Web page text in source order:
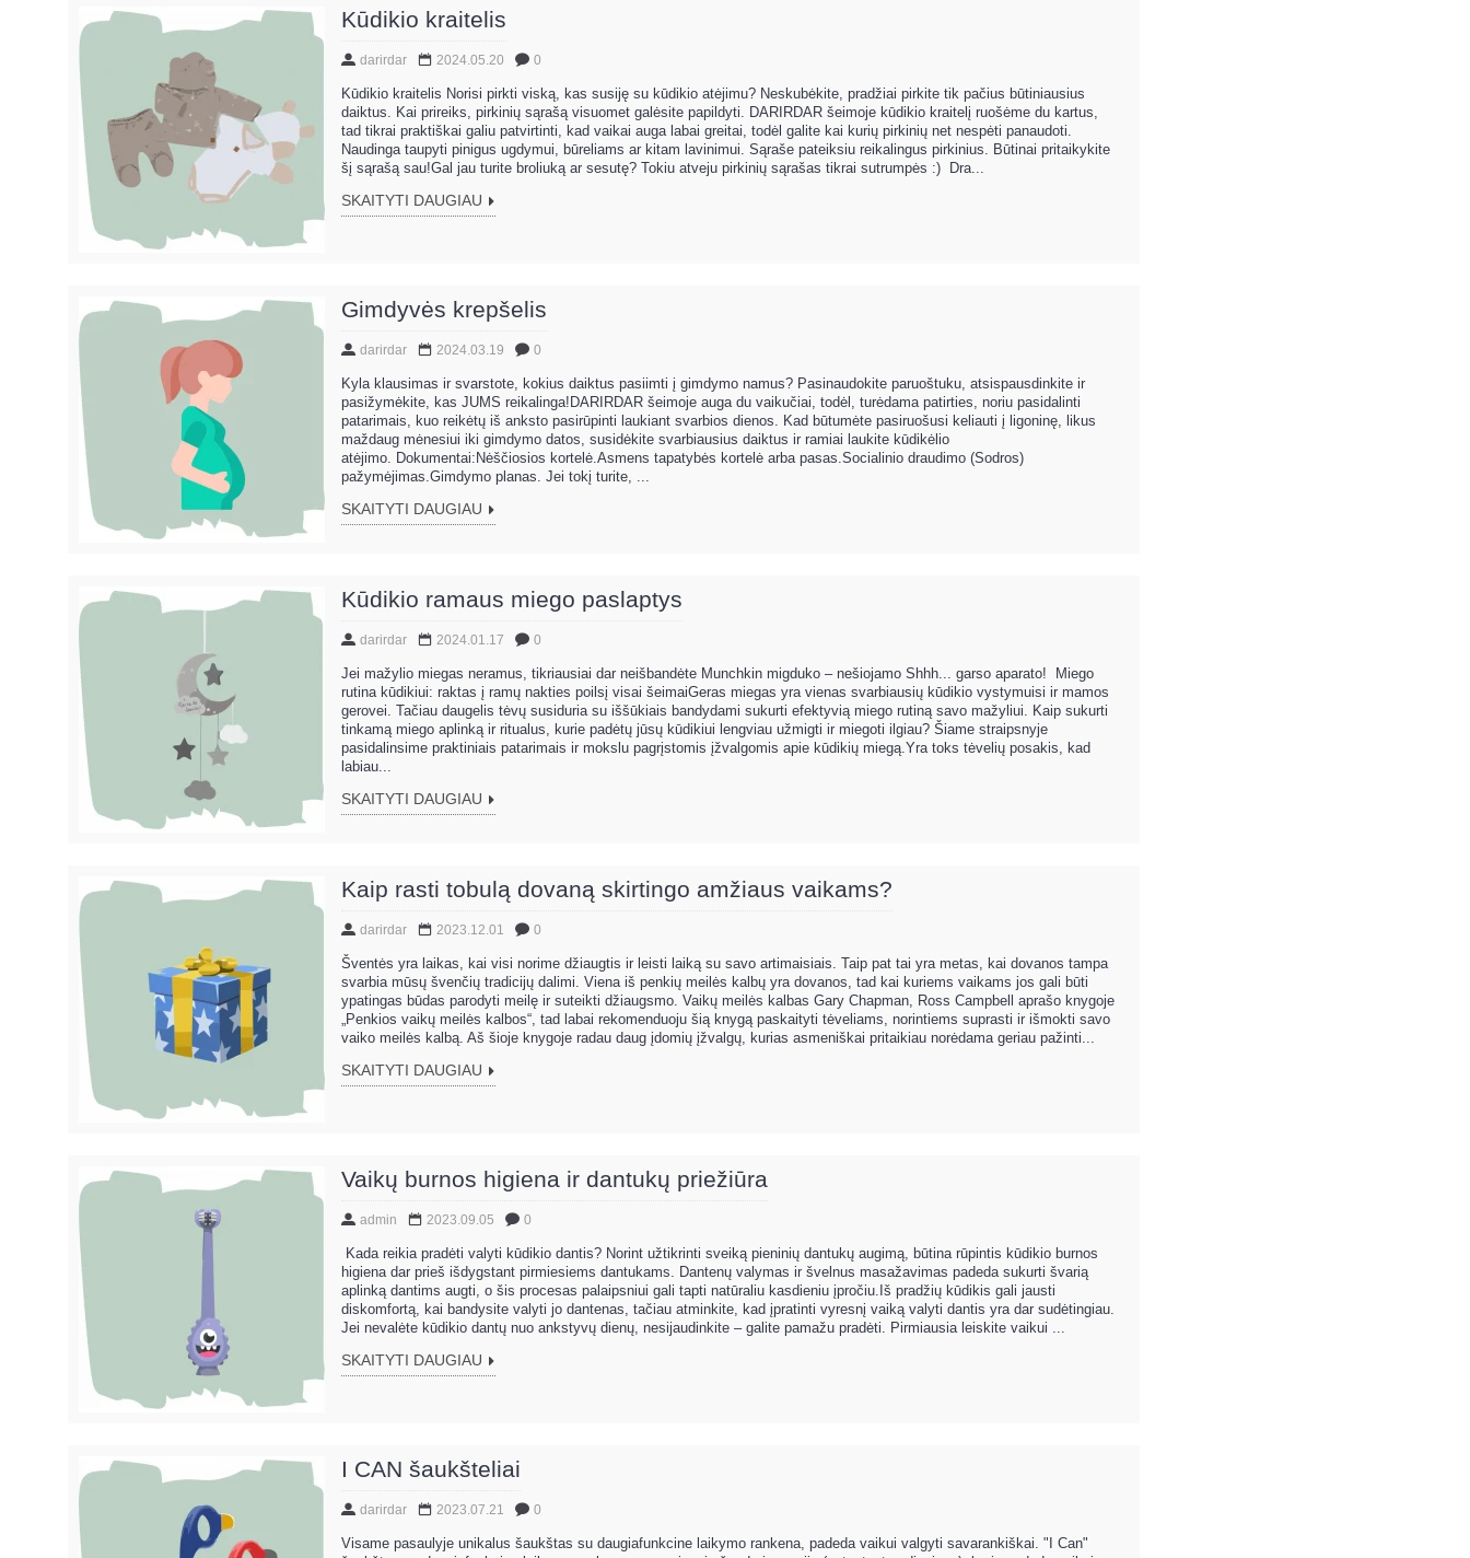
Kūdikio kraitelis
darirdar 2024.05.20 0
Kūdikio kraitelis Norisi pirkti viską, kas susiję su kūdikio atėjimu? Neskubėkite, pradžiai pirkite tik pačius būtiniausius
daiktus. Kai prireiks, pirkinių sąrašą visuomet galėsite papildyti. DARIRDAR šeimoje kūdikio kraitelį ruošėme du kartus,
tad tikrai praktiškai galiu patvirtinti, kad vaikai auga labai greitai, todėl galite kai kurių pirkinių net nespėti panaudoti.
Naudinga taupyti pinigus ugdymui, būreliams ar kitam lavinimui. Sąraše pateiksiu reikalingus pirkinius. Būtinai pritaikykite
šį sąrašą sau!Gal jau turite broliuką ar sesutę? Tokiu atveju pirkinių sąrašas tikrai sutrumpės :) Dra...
SKAITYTI DAUGIAU
Gimdyvės krepšelis
darirdar 2024.03.19 0
Kyla klausimas ir svarstote, kokius daiktus pasiimti į gimdymo namus? Pasinaudokite paruoštuku, atsispausdinkite ir
pasižymėkite, kas JUMS reikalinga!DARIRDAR šeimoje auga du vaikučiai, todėl, turėdama patirties, noriu pasidalinti
patarimais, kuo reikėtų iš anksto pasirūpinti laukiant svarbios dienos. Kad būtumėte pasiruošusi keliauti į ligoninę, likus
maždaug mėnesiui iki gimdymo datos, susidėkite svarbiausius daiktus ir ramiai laukite kūdikėlio
atėjimo. Dokumentai:Nėščiosios kortelė.Asmens tapatybės kortelė arba pasas.Socialinio draudimo (Sodros)
pažymėjimas.Gimdymo planas. Jei tokį turite, ...
SKAITYTI DAUGIAU
Kūdikio ramaus miego paslaptys
darirdar 2024.01.17 0
Jei mažylio miegas neramus, tikriausiai dar neišbandėte Munchkin migduko – nešiojamo Shhh... garso aparato! Miego
rutina kūdikiui: raktas į ramų nakties poilsį visai šeimaiGeras miegas yra vienas svarbiausių kūdikio vystymuisi ir mamos
gerovei. Tačiau daugelis tėvų susiduria su iššūkiais bandydami sukurti efektyvią miego rutiną savo mažyliui. Kaip sukurti
tinkamą miego aplinką ir ritualus, kurie padėtų jūsų kūdikiui lengviau užmigti ir miegoti ilgiau? Šiame straipsnyje
pasidalinsime praktiniais patarimais ir mokslu pagrįstomis įžvalgomis apie kūdikių miegą.Yra toks tėvelių posakis, kad
labiau...
SKAITYTI DAUGIAU
Kaip rasti tobulą dovaną skirtingo amžiaus vaikams?
darirdar 2023.12.01 0
Šventės yra laikas, kai visi norime džiaugtis ir leisti laiką su savo artimaisiais. Taip pat tai yra metas, kai dovanos tampa
svarbia mūsų švenčių tradicijų dalimi. Viena iš penkių meilės kalbų yra dovanos, tad kai kuriems vaikams jos gali būti
ypatingas būdas parodyti meilę ir suteikti džiaugsmo. Vaikų meilės kalbas Gary Chapman, Ross Campbell aprašo knygoje
„Penkios vaikų meilės kalbos“, tad labai rekomenduoju šią knygą paskaityti tėveliams, norintiems suprasti ir išmokti savo
vaiko meilės kalbą. Aš šioje knygoje radau daug įdomių įžvalgų, kurias asmeniškai pritaikiau norėdama geriau pažinti...
SKAITYTI DAUGIAU
Vaikų burnos higiena ir dantukų priežiūra
admin 2023.09.05 0
Kada reikia pradėti valyti kūdikio dantis? Norint užtikrinti sveiką pieninių dantukų augimą, būtina rūpintis kūdikio burnos
higiena dar prieš išdygstant pirmiesiems dantukams. Dantenų valymas ir švelnus masažavimas padeda sukurti švarią
aplinką dantims augti, o šis procesas palaipsniui gali tapti natūraliu kasdieniu įpročiu.Iš pradžių kūdikis gali jausti
diskomfortą, kai bandysite valyti jo dantenas, tačiau atminkite, kad įpratinti vyresnį vaiką valyti dantis yra dar sudėtingiau.
Jei nevalėte kūdikio dantų nuo ankstyvų dienų, nesijaudinkite – galite pamažu pradėti. Pirmiausia leiskite vaikui ...
SKAITYTI DAUGIAU
I CAN šaukšteliai
darirdar 2023.07.21 0
Visame pasaulyje unikalus šaukštas su daugiafunkcine laikymo rankena, padeda vaikui valgyti savarankiškai. "I Can"